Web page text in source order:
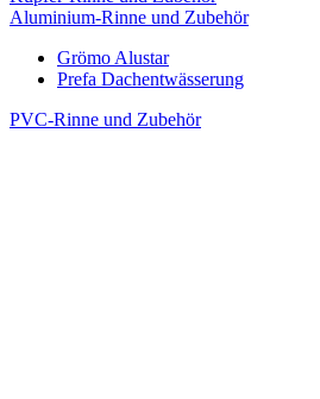
Aluminium-Rinne und Zubehör
Grömo Alustar
Prefa Dachentwässerung
PVC-Rinne und Zubehör